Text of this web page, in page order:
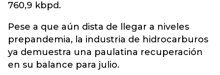
760,9 kbpd.
Pese a que aún dista de llegar a niveles
prepandemia, la industria de hidrocarburos
ya demuestra una paulatina recuperación
en su balance para julio.